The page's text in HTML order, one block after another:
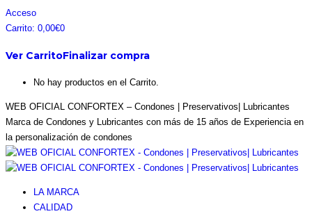
Saltar
al
Facebook
page
in
Instagram
page
in
Pinterest
page
in
Twitter
page
in
Acceso
Carrito: 0,00€0
Ver CarritoFinalizar compra
No hay productos en el Carrito.
WEB OFICIAL CONFORTEX – Condones | Preservativos| Lubricantes
Marca de Condones y Lubricantes con más de 15 años de Experiencia en
la personalización de condones
LA MARCA
CALIDAD